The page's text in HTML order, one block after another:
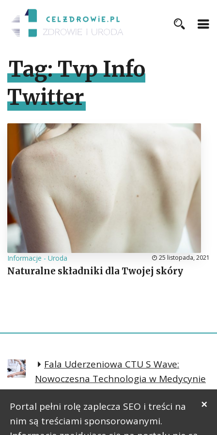
×
Portal pełni rolę zaplecza SEO i treści na
nim są treściami sponsorowanymi.
Tag:Tvp Info
Twitter
Informacje - Uroda 25 listopada, 2021
Naturalne składniki dla Twojej skóry
Fala Uderzeniowa CTU S Wave:
Nowoczesna Technologia w Medycynie
Regeneracyjnej
Prosta postawa lepsze samopoczucie